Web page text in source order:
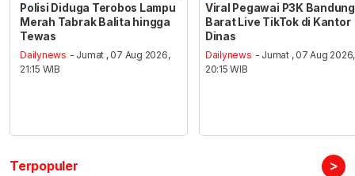
Polisi Diduga Terobos Lampu
Merah Tabrak Balita hingga
Tewas
Dailynews - Jumat , 07 Aug 2026,
21:15 WIB
Viral Pegawai P3K Bandung
Barat Live TikTok di Kantor
Dinas
Dailynews - Jumat , 07 Aug 2026,
20:15 WIB
Terpopuler >